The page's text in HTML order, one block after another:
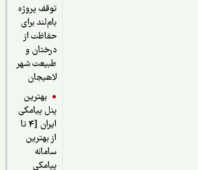
توقف پروژه
بام‌لند برای
حفاظت از
درختان و
طبیعت شهر
لاهیجان
بهترین
پنل پیامکی
ایران [4 تا
از بهترین
سامانه
پیامکی